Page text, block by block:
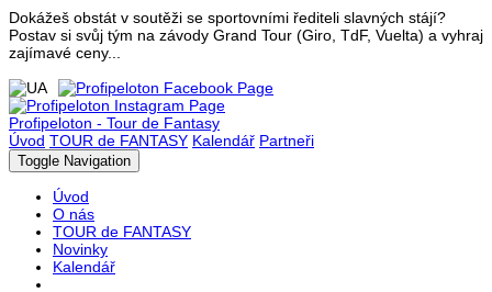
Dokážeš obstát v soutěži se sportovními řediteli slavných stájí?
Postav si svůj tým na závody Grand Tour (Giro, TdF, Vuelta) a vyhraj
zajímavé ceny...
Profipeloton - Tour de Fantasy
Úvod TOUR de FANTASY Kalendář Partneři
Toggle Navigation
Úvod
O nás
TOUR de FANTASY
Novinky
Kalendář